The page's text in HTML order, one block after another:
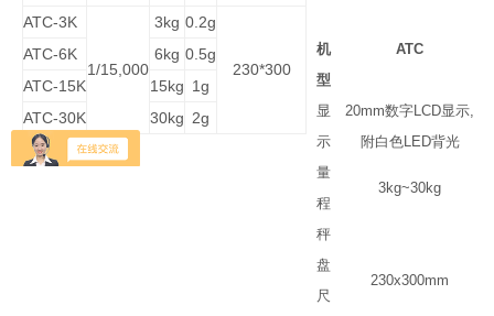
ATC-3K
1/15,000
3kg 0.2g
230*300
ATC-6K 6kg 0.5g
ATC-15K
15kg 1g
ATC-30K
30kg 2g
机
型
ATC
显
示
20mm数字LCD显示,
附白色LED背光
量
程
3kg~30kg
秤
盘
尺
230x300mm